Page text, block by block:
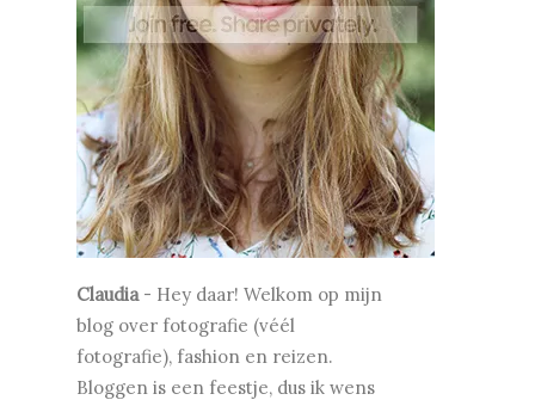
Claudia- Hey daar! Welkom op mijn
blog over fotografie (véél
fotografie), fashion en reizen.
Bloggen is een feestje, dus ik wens